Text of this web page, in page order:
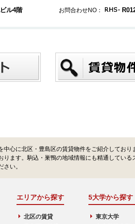
ル4階
お問合わせNO：
心に北区・豊島区の賃貸物件をご紹介してお
ります。駒込・巣鴨の地域情報にも精通してい
い。
エリアから探す
北区の賃貸
5大学から探す
東京大学